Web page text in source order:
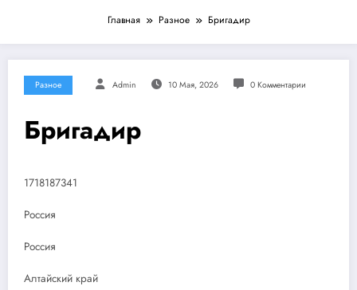
Главная Разное Бригадир
Разное Admin 10 Мая, 2026 0 Комментарии
Бригадир
1718187341
Россия
Россия
Алтайский край